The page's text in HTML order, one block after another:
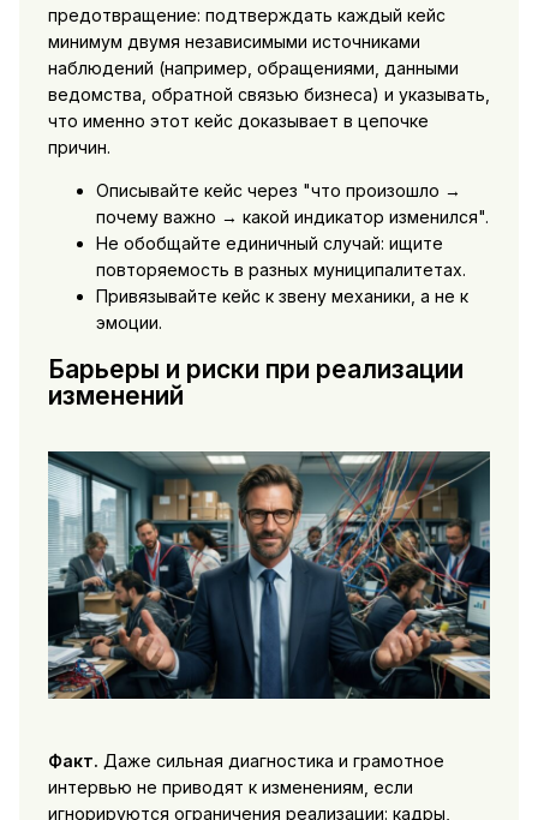
предотвращение: подтверждать каждый кейс
минимум двумя независимыми источниками
наблюдений (например, обращениями, данными
ведомства, обратной связью бизнеса) и указывать,
что именно этот кейс доказывает в цепочке
причин.
Описывайте кейс через "что произошло →
почему важно → какой индикатор изменился".
Не обобщайте единичный случай: ищите
повторяемость в разных муниципалитетах.
Привязывайте кейс к звену механики, а не к
эмоции.
Барьеры и риски при реализации
изменений
Факт. Даже сильная диагностика и грамотное
интервью не приводят к изменениям, если
игнорируются ограничения реализации: кадры,